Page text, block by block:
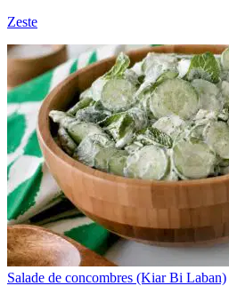
Zeste
Salade de concombres (Kiar Bi Laban)